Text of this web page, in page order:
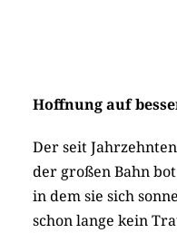
Hoffnung auf
Der seit
der großen Bahn
in dem sie sich
schon lange kein